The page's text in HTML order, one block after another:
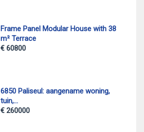
Frame Panel Modular House with 38
m² Terrace
€ 60800
6850 Paliseul: aangename woning,
tuin,...
€ 260000